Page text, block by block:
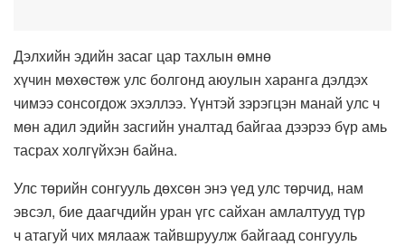
Дэлхийн эдийн засаг цар тахлын өмнө
хүчин мөхөстөжулс болгонд аюулын харанга дэлдэх
чимээ сонсогдожэхэллээ. Үүнтэй зэрэгцэн манай улс ч
мөн адил эдийн засгийн уналтад байгаа дээрээ бүр амь
тасраххолгүйхэн байна.
Улс төрийн сонгууль дөхсөн энэ үед улс төрчид, нам
эвсэл, биедаагчдийн уран үгс сайхан амлалтууд түр
чатагуй чих мялааж тайвшруулж байгаад сонгууль